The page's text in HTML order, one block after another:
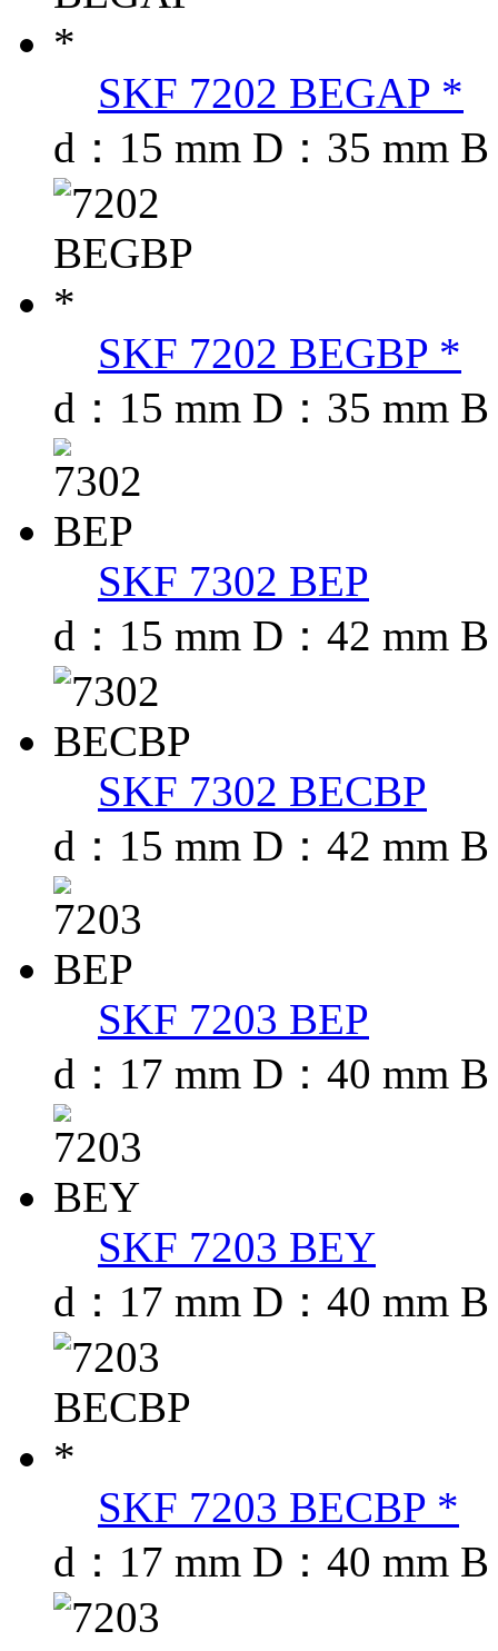
SKF 7202 BEGAP *
d：15 mm D：35 mm
SKF 7202 BEGBP *
d：15 mm D：35 mm
SKF 7302 BEP
d：15 mm D：42 mm
SKF 7302 BECBP
d：15 mm D：42 mm
SKF 7203 BEP
d：17 mm D：40 mm
SKF 7203 BEY
d：17 mm D：40 mm
SKF 7203 BECBP *
d：17 mm D：40 mm